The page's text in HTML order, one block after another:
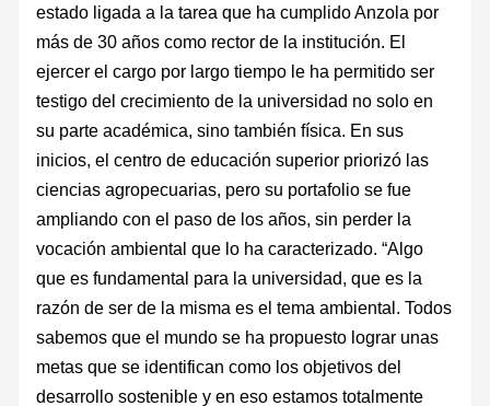
estado ligada a la tarea que ha cumplido Anzola por
más de 30 años como rector de la institución. El
ejercer el cargo por largo tiempo le ha permitido ser
testigo del crecimiento de la universidad no solo en
su parte académica, sino también física. En sus
inicios, el centro de educación superior priorizó las
ciencias agropecuarias, pero su portafolio se fue
ampliando con el paso de los años, sin perder la
vocación ambiental que lo ha caracterizado. “Algo
que es fundamental para la universidad, que es la
razón de ser de la misma es el tema ambiental. Todos
sabemos que el mundo se ha propuesto lograr unas
metas que se identifican como los objetivos del
desarrollo sostenible y en eso estamos totalmente